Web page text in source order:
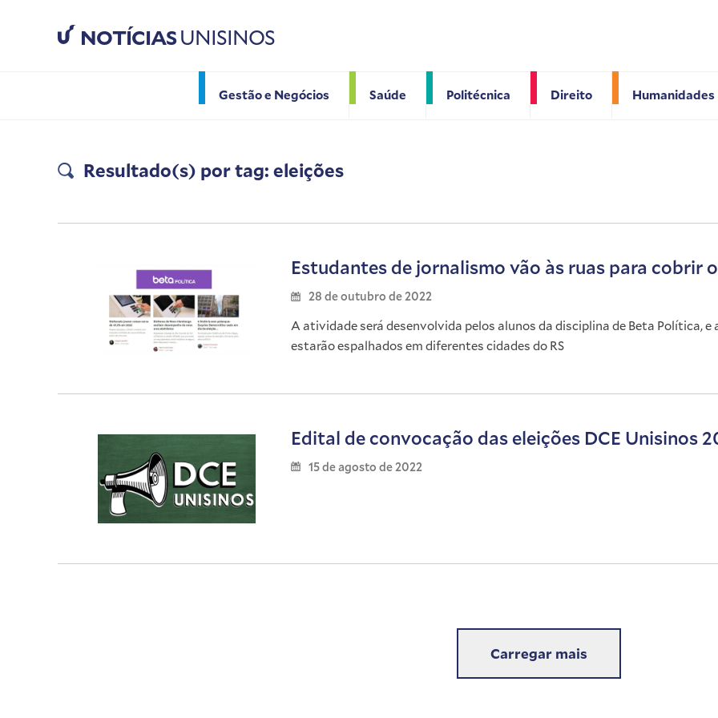
NOTÍCIASUNISINOS
Gestão e Negócios Saúde Politécnica Direito Humanidades
Resultado(s) por tag: eleições
Estudantes de jornalismo vão às ruas para cobrir
28 de outubro de 2022
A atividade será desenvolvida pelos alunos da disciplina de Beta Política,
estarão espalhados em diferentes cidades do RS
Edital de convocação das eleições DCE Unisinos
15 de agosto de 2022
Carregar mais